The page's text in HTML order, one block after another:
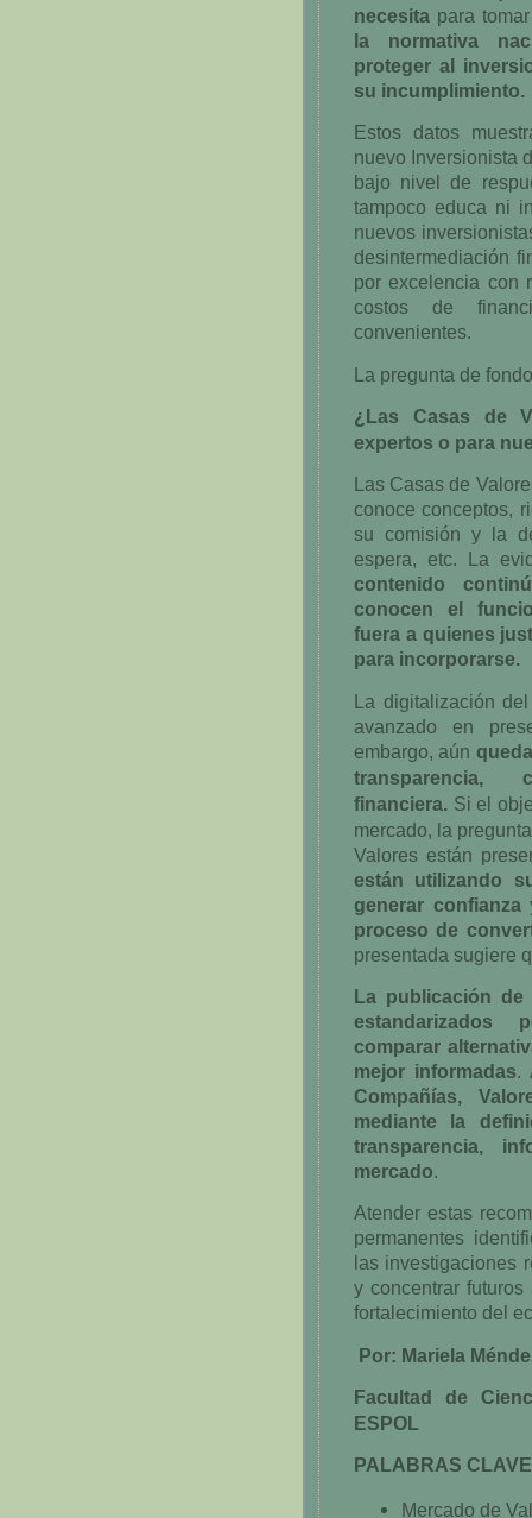
necesita para
la normativa
proteger al
su incumplimiento.
Estos datos
nuevo Inversionista
bajo nivel de
tampoco educa ni
nuevos
desintermediación
por excelencia con
costos de
convenientes.
La pregunta de
¿Las Casas de
expertos o para
Las Casas de
conoce conceptos,
su comisión y la
espera, etc. La
contenido
conocen el
fuera a quienes
para incorporarse.
La digitalización
avanzado en
embargo, aún
transparencia,
financiera. Si el
mercado, la
Valores están
están utilizando
generar
proceso de
presentada sugiere
La publicación de
estandarizados
comparar
mejor informadas.
Compañías,
mediante la
transparencia,
mercado.
Atender estas
permanentes
las investigaciones
y concentrar
fortalecimiento del
Por: Mariela
Facultad de
ESPOL
PALABRAS CLAVE
Mercado de